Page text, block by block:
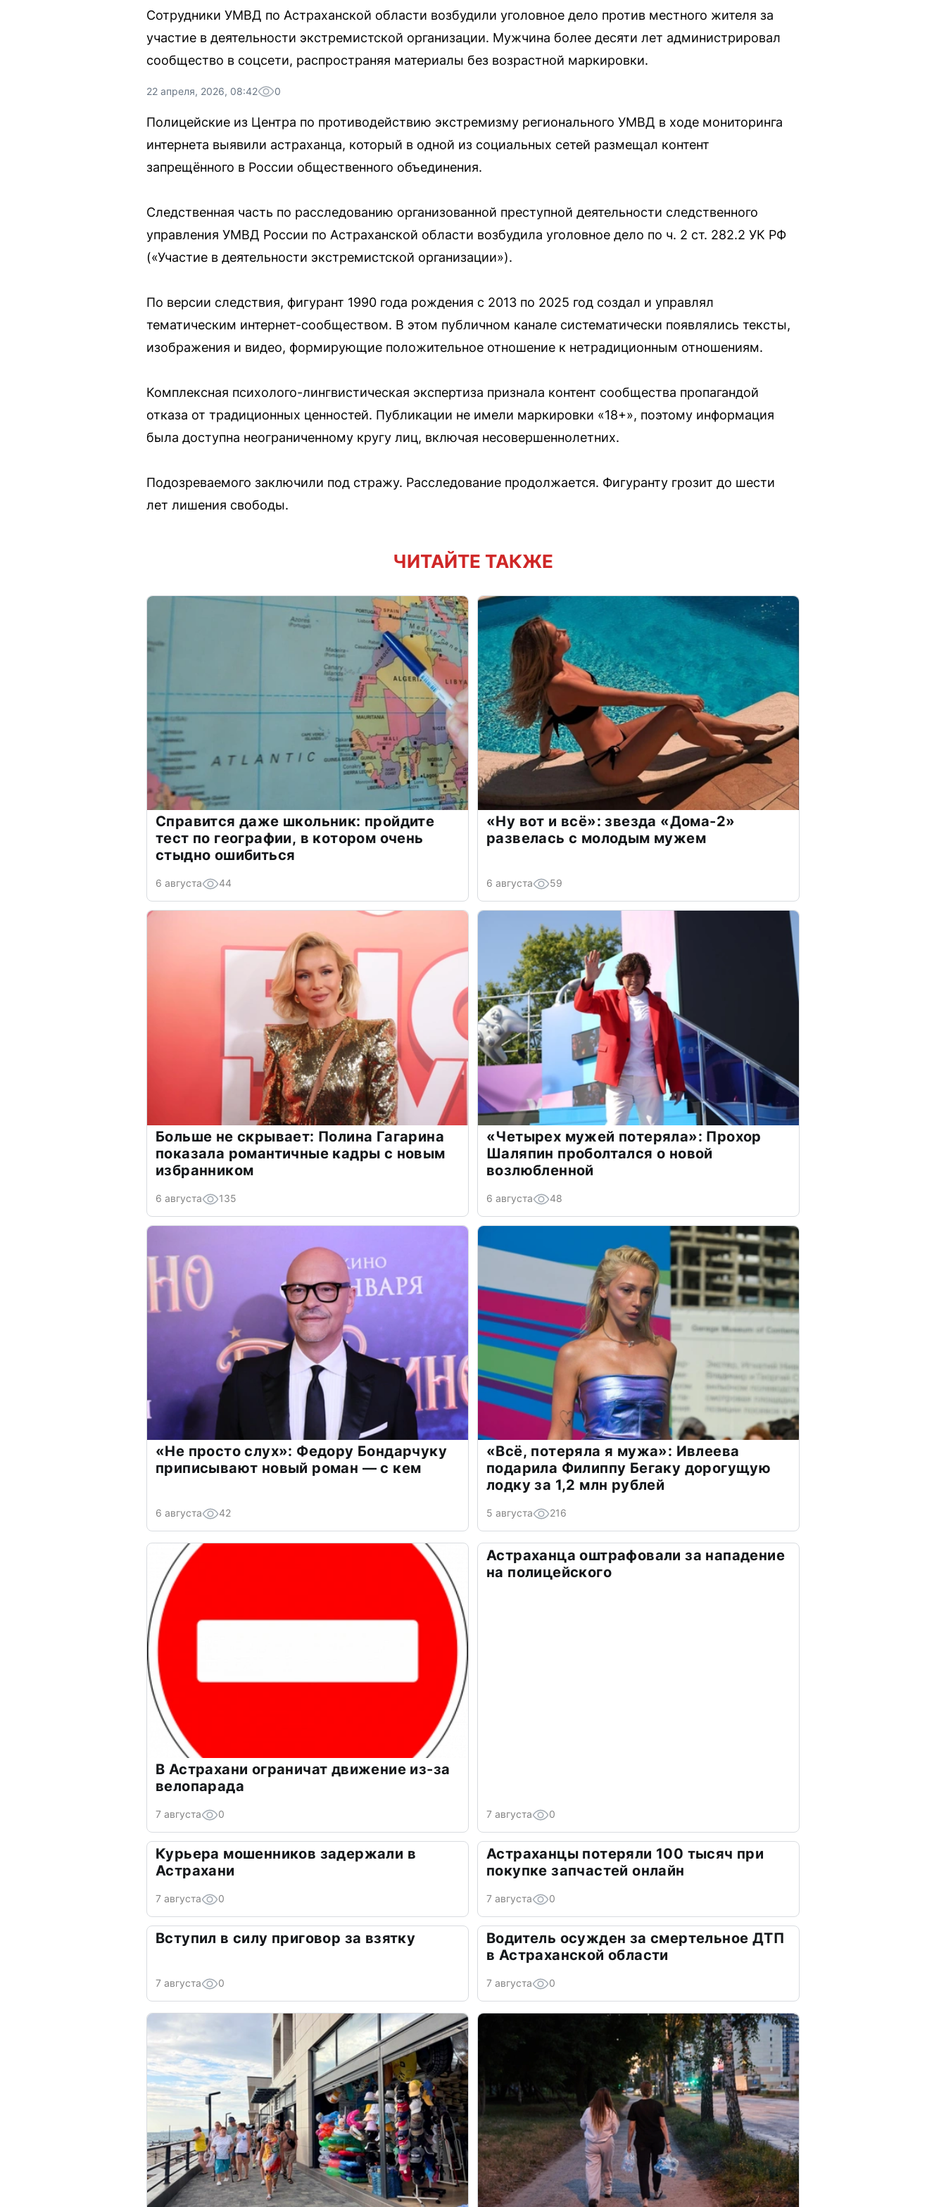
Сотрудники УМВД по Астраханской области возбудили уголовное дело против местного жителя за
участие в деятельности экстремистской организации. Мужчина более десяти лет администрировал
сообщество в соцсети, распространяя материалы без возрастной маркировки.
22 апреля, 2026, 08:42 0
Полицейские из Центра по противодействию экстремизму регионального УМВД в ходе мониторинга
интернета выявили астраханца, который в одной из социальных сетей размещал контент
запрещённого в России общественного объединения.
Следственная часть по расследованию организованной преступной деятельности следственного
управления УМВД России по Астраханской области возбудила уголовное дело по ч. 2 ст. 282.2 УК РФ
(«Участие в деятельности экстремистской организации»).
По версии следствия, фигурант 1990 года рождения с 2013 по 2025 год создал и управлял
тематическим интернет-сообществом. В этом публичном канале систематически появлялись тексты,
изображения и видео, формирующие положительное отношение к нетрадиционным отношениям.
Комплексная психолого-лингвистическая экспертиза признала контент сообщества пропагандой
отказа от традиционных ценностей. Публикации не имели маркировки «18+», поэтому информация
была доступна неограниченному кругу лиц, включая несовершеннолетних.
Подозреваемого заключили под стражу. Расследование продолжается. Фигуранту грозит до шести
лет лишения свободы.
ЧИТАЙТЕ ТАКЖЕ
Справится даже школьник: пройдите
тест по географии, в котором очень
стыдно ошибиться
6 августа 44
«Ну вот и всё»: звезда «Дома-2»
развелась с молодым мужем
6 августа 59
Больше не скрывает: Полина Гагарина
показала романтичные кадры с новым
избранником
6 августа 135
«Четырех мужей потеряла»: Прохор
Шаляпин проболтался о новой
возлюбленной
6 августа 48
«Не просто слух»: Федору Бондарчуку
приписывают новый роман — с кем
6 августа 42
«Всё, потеряла я мужа»: Ивлеева
подарила Филиппу Бегаку дорогущую
лодку за 1,2 млн рублей
5 августа 216
В Астрахани ограничат движение из-за
велопарада
7 августа 0
Астраханца оштрафовали за нападение
на полицейского
7 августа 0
Курьера мошенников задержали в
Астрахани
7 августа 0
Астраханцы потеряли 100 тысяч при
покупке запчастей онлайн
7 августа 0
Вступил в силу приговор за взятку
7 августа 0
Водитель осужден за смертельное ДТП
в Астраханской области
7 августа 0